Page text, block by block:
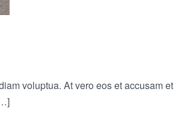
voluptua. At vero eos et accusam et